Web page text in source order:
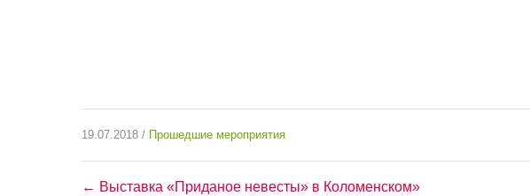
19.07.2018 / Прошедшие мероприятия
← Выставка «Приданое невесты» в Коломенском»